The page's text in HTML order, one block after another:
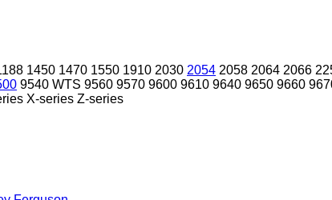
1450 1470 1550 1910 2030 2054 2058 2064 2066
9540 WTS 9560 9570 9600 9610 9640 9650 9660
X-series Z-series